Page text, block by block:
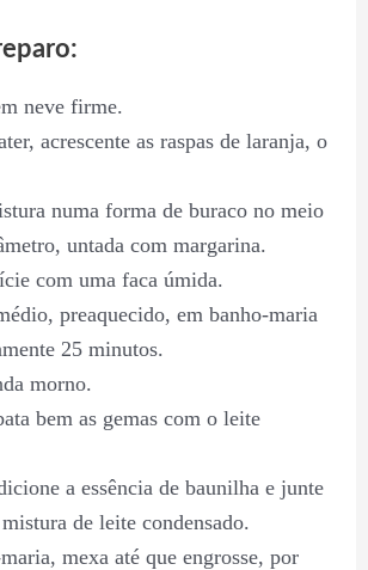
neve firme.
acrescente as raspas de laranja, o
numa forma de buraco no meio
untada com margarina.
com uma faca úmida.
preaquecido, em banho-maria
25 minutos.
morno.
bem as gemas com o leite
a essência de baunilha e junte
de leite condensado.
mexa até que engrosse, por